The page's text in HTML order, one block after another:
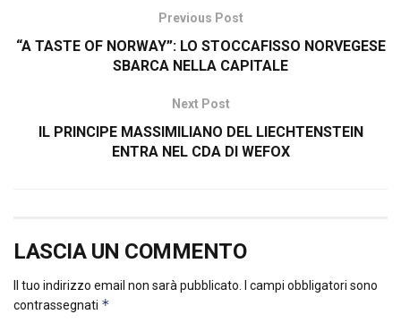
Previous Post
“A TASTE OF NORWAY”: LO STOCCAFISSO NORVEGESE
SBARCA NELLA CAPITALE
Next Post
IL PRINCIPE MASSIMILIANO DEL LIECHTENSTEIN
ENTRA NEL CDA DI WEFOX
LASCIA UN COMMENTO
Il tuo indirizzo email non sarà pubblicato.
I campi obbligatori sono
contrassegnati *